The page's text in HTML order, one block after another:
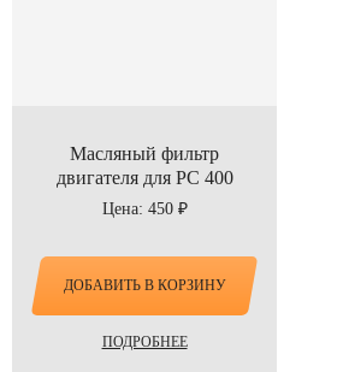
Масляный фильтр
двигателя для PC 400
Цена: 450 ₽
ДОБАВИТЬ В КОРЗИНУ
ПОДРОБНЕЕ